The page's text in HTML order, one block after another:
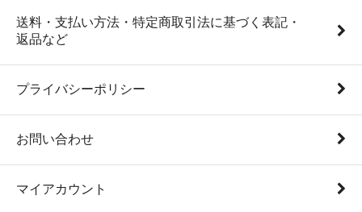
送料・支払い方法・特定商取引法に基づく表記・
返品など
プライバシーポリシー
お問い合わせ
マイアカウント